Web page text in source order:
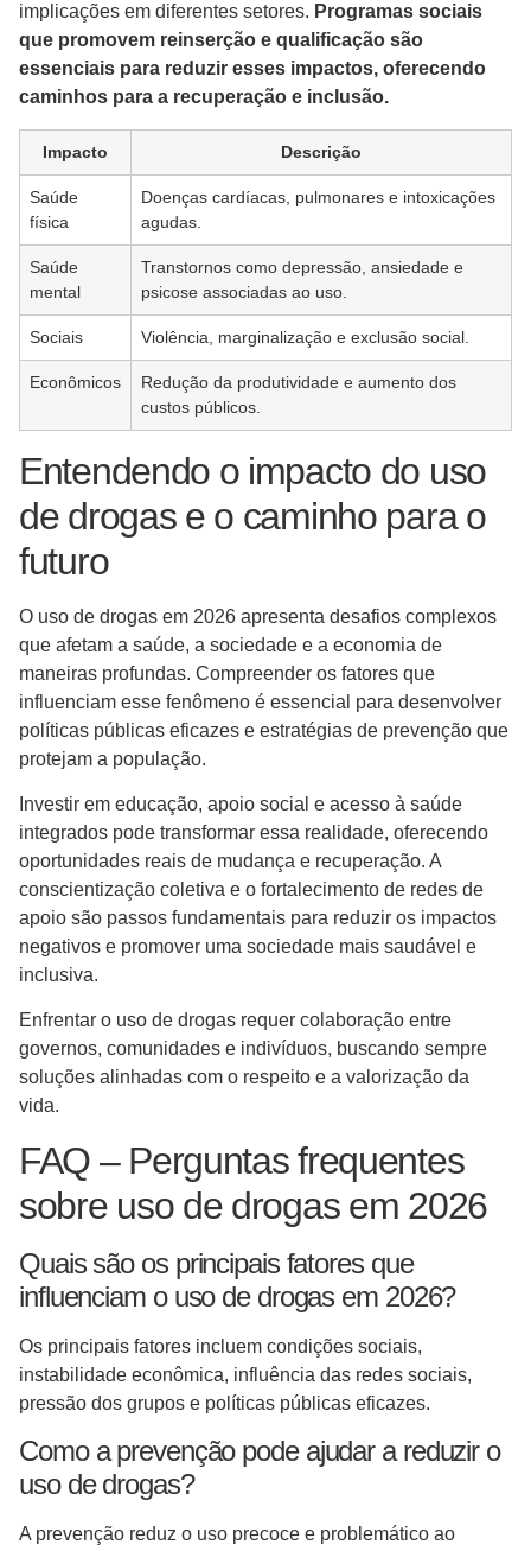
implicações em diferentes setores. Programas sociais
que promovem reinserção e qualificação são
essenciais para reduzir esses impactos, oferecendo
caminhos para a recuperação e inclusão.
Impacto Descrição
Saúde
física
Doenças cardíacas, pulmonares e intoxicações
agudas.
Saúde
mental
Transtornos como depressão, ansiedade e
psicose associadas ao uso.
Sociais Violência, marginalização e exclusão social.
Econômicos
Redução da produtividade e aumento dos
custos públicos.
Entendendo o impacto do uso
de drogas e o caminho para o
futuro
O uso de drogas em 2026 apresenta desafios complexos
que afetam a saúde, a sociedade e a economia de
maneiras profundas. Compreender os fatores que
influenciam esse fenômeno é essencial para desenvolver
políticas públicas eficazes e estratégias de prevenção que
protejam a população.
Investir em educação, apoio social e acesso à saúde
integrados pode transformar essa realidade, oferecendo
oportunidades reais de mudança e recuperação. A
conscientização coletiva e o fortalecimento de redes de
apoio são passos fundamentais para reduzir os impactos
negativos e promover uma sociedade mais saudável e
inclusiva.
Enfrentar o uso de drogas requer colaboração entre
governos, comunidades e indivíduos, buscando sempre
soluções alinhadas com o respeito e a valorização da
vida.
FAQ – Perguntas frequentes
sobre uso de drogas em 2026
Quais são os principais fatores que
influenciam o uso de drogas em 2026?
Os principais fatores incluem condições sociais,
instabilidade econômica, influência das redes sociais,
pressão dos grupos e políticas públicas eficazes.
Como a prevenção pode ajudar a reduzir o
uso de drogas?
A prevenção reduz o uso precoce e problemático ao